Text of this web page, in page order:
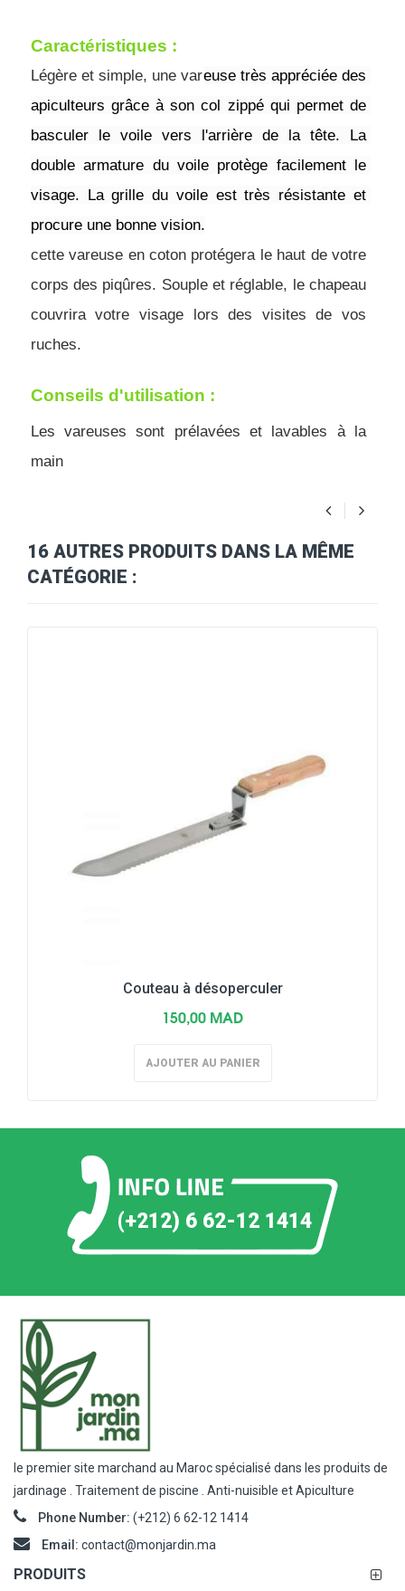
Caractéristiques :
Légère et simple, une vareuse très appréciée des
apiculteurs grâce à son col zippé qui permet de
basculer le voile vers l'arrière de la tête. La
double armature du voile protège facilement le
visage. La grille du voile est très résistante et
procure une bonne vision.
cette vareuse en coton protégera le haut de votre
corps des piqûres. Souple et réglable, le chapeau
couvrira votre visage lors des visites de vos
ruches.
Conseils d'utilisation :
Les vareuses sont prélavées et lavables à la
main
16 AUTRES PRODUITS DANS LA MÊME
CATÉGORIE :
Couteau à désoperculer
150,00 MAD
AJOUTER AU PANIER
(+212) 6 62-12 1414
le premier site marchand au Maroc spécialisé dans les produits de
jardinage . Traitement de piscine . Anti-nuisible et Apiculture
Phone Number: (+212) 6 62-12 1414
Email: contact@monjardin.ma
PRODUITS